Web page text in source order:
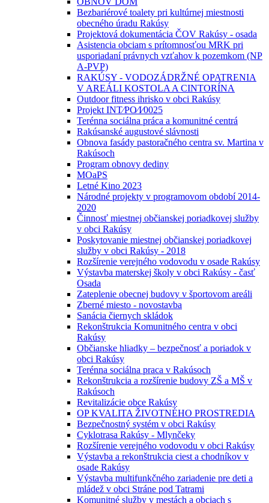
Bezbariérové toalety pri kultúrnej miestnosti
obecného úradu Rakúsy
Projektová dokumentácia ČOV Rakúsy - osada
Asistencia obciam s prítomnosťou MRK pri
usporiadaní právnych vzťahov k pozemkom (NP
A-PVP)
RAKÚSY - VODOZÁDRŽNÉ OPATRENIA
V AREÁLI KOSTOLA A CINTORÍNA
Outdoor fitness ihrisko v obci Rakúsy
Projekt INT⁄PO⁄I⁄0025
Terénna sociálna práca a komunitné centrá
Rakúsanské augustové slávnosti
Obnova fasády pastoračného centra sv. Martina v
Rakúsoch
Program obnovy dediny
MOaPS
Letné Kino 2023
Národné projekty v programovom období 2014-
2020
Činnosť miestnej občianskej poriadkovej služby
v obci Rakúsy
Poskytovanie miestnej občianskej poriadkovej
služby v obci Rakúsy - 2018
Rozšírenie verejného vodovodu v osade Rakúsy
Výstavba materskej školy v obci Rakúsy - časť
Osada
Zateplenie obecnej budovy v športovom areáli
Zberné miesto - novostavba
Sanácia čiernych skládok
Rekonštrukcia Komunitného centra v obci
Rakúsy
Občianske hliadky – bezpečnosť a poriadok v
obci Rakúsy
Terénna sociálna praca v Rakúsoch
Rekonštrukcia a rozšírenie budovy ZŠ a MŠ v
Rakúsoch
Revitalizácie obce Rakúsy
OP KVALITA ŽIVOTNÉHO PROSTREDIA
Bezpečnostný systém v obci Rakúsy
Cyklotrasa Rakúsy - Mlynčeky
Rozšírenie verejného vodovodu v obci Rakúsy
Výstavba a rekonštrukcia ciest a chodníkov v
osade Rakúsy
Výstavba multifunkčného zariadenie pre deti a
mládež v obci Stráne pod Tatrami
Komunitné služby v mestách a obciach s